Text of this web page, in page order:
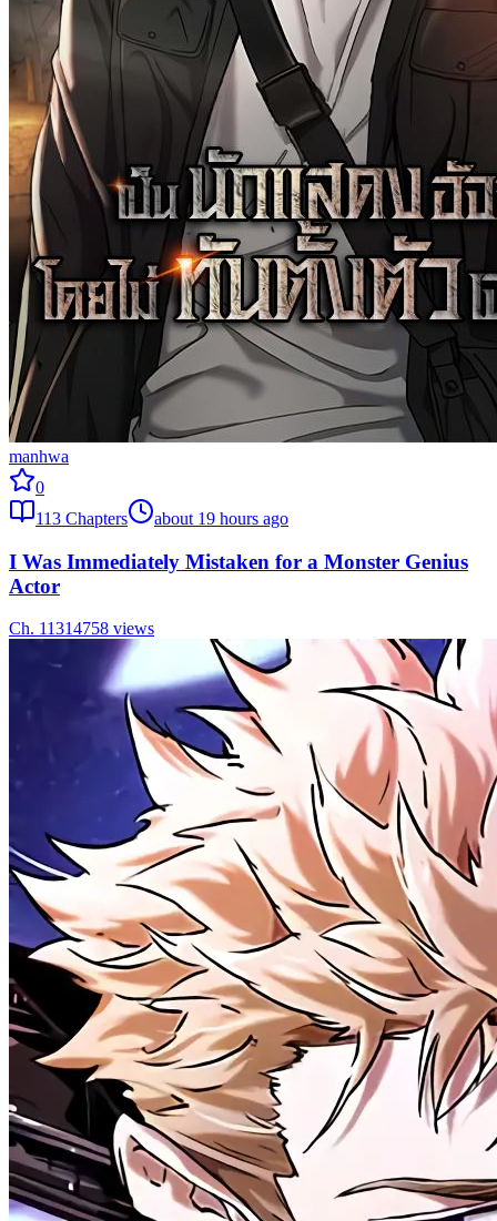
manhwa
0
113 Chapters about 19 hours ago
I Was Immediately Mistaken for a Monster Genius
Actor
Ch. 11314758 views